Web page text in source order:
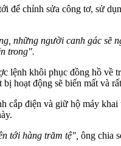
để chỉnh sửa công tơ, sử
những người canh gác sẽ
trong".
lệnh khôi phục đồng hồ về
hoạt động sẽ biến mất và
cắp điện và giữ hộ máy
tới hàng trăm tệ", ông chia